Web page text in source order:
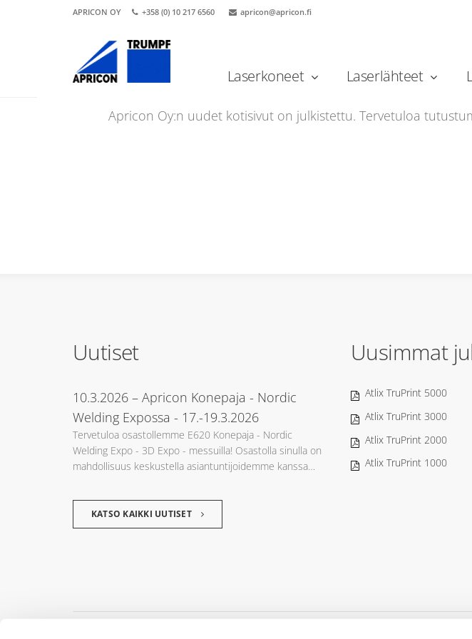
APRICON OY +358 (0) 10 217 6560 apricon@apricon.fi
Laserkoneet Laserlähteet
Uutiset Apricon Oy uudet kotisivut
Apricon Oy:n uudet kotisivut on julkistettu. Tervetuloa
Uutiset
10.3.2026 – Apricon Konepaja - Nordic
Welding Expossa - 17.-19.3.2026
Tervetuloa osastollemme E620 Konepaja - Nordic
Welding Expo - 3D Expo - messuilla! Osastolla sinulla on
mahdollisuus keskustella asiantuntijoidemme kanssa…
KATSO KAIKKI UUTISET
Uusimmat
Atlix TruPrint 5000
Atlix TruPrint 3000
Atlix TruPrint 2000
Atlix TruPrint 1000